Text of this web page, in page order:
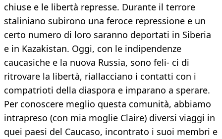
chiuse e le libertà represse. Durante il terrore
staliniano subirono una feroce repressione e un
certo numero di loro saranno deportati in Siberia
e in Kazakistan. Oggi, con le indipendenze
caucasiche e la nuova Russia, sono feli- ci di
ritrovare la libertà, riallacciano i contatti con i
compatrioti della diaspora e imparano a sperare.
Per conoscere meglio questa comunità, abbiamo
intrapreso (con mia moglie Claire) diversi viaggi in
quei paesi del Caucaso, incontrato i suoi membri e